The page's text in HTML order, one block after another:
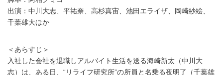
出演：中川大志、平祐奈、高杉真宙、池田エライザ、岡崎紗絵、
千葉雄大ほか
＜あらすじ＞
入社した会社を退職しアルバイト生活を送る海崎新太（中川大
志）は、ある日、“リライフ研究所”の所員と名乗る夜明了（千葉雄